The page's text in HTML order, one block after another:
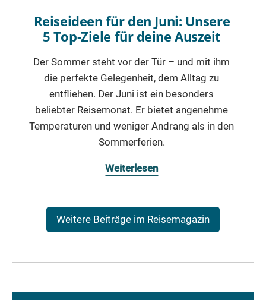
Reiseideen für den Juni: Unsere
5 Top-Ziele für deine Auszeit
Der Sommer steht vor der Tür – und mit ihm
die perfekte Gelegenheit, dem Alltag zu
entfliehen. Der Juni ist ein besonders
beliebter Reisemonat. Er bietet angenehme
Temperaturen und weniger Andrang als in den
Sommerferien.
Weiterlesen
Weitere Beiträge im Reisemagazin